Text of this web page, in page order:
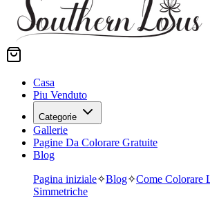
Casa
Piu Venduto
Categorie
Gallerie
Pagine Da Colorare Gratuite
Blog
Pagina iniziale✧Blog✧Come Colorare
Simmetriche